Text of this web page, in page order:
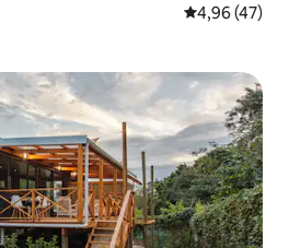
Prosječna
4,96 (47)
s oznakom „Odabrali gosti”